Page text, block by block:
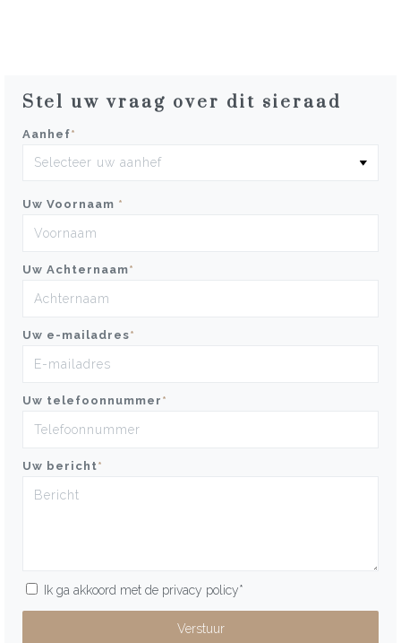
Stel uw vraag over dit sieraad
Aanhef*
Uw Voornaam *
Uw Achternaam*
Uw e-mailadres*
Uw telefoonnummer *
Uw bericht*
Ik ga akkoord met de privacy policy*